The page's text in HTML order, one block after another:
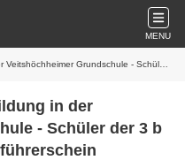
MENU
- Schüler der 3 b erwarben den Ernährungsführerschein
in der
- Schüler der 3 b